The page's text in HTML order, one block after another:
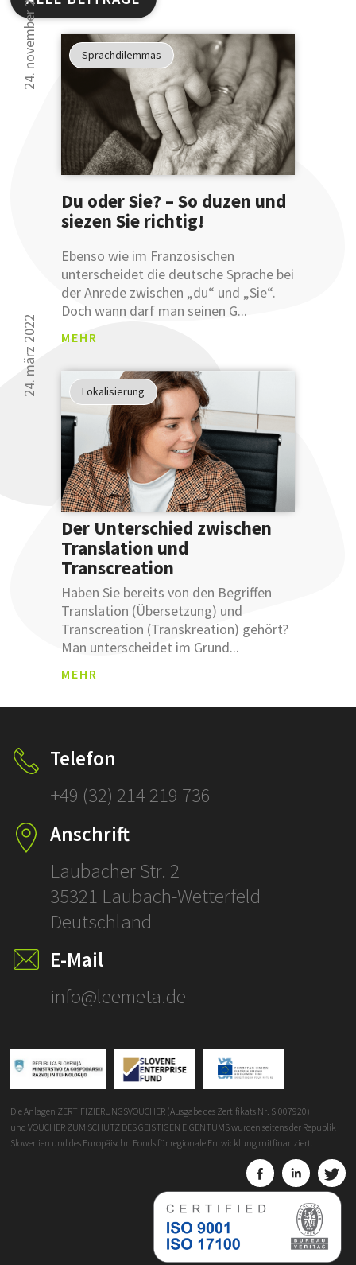
24. november 2022 Sprachdilemmas
Du oder Sie? – So duzen und
siezen Sie richtig!
Ebenso wie im Französischen
unterscheidet die deutsche Sprache bei
der Anrede zwischen „du“ und „Sie“.
Doch wann darf man seinen G...
MEHR
24. märz 2022 Lokalisierung
Der Unterschied zwischen
Translation und
Transcreation
Haben Sie bereits von den Begriffen
Translation (Übersetzung) und
Transcreation (Transkreation) gehört?
Man unterscheidet im Grund...
MEHR
Studien
haben
gezeigt
...
... dass
Sie Ihre
bereits
mit
unsere
sprachlichen
Glauben
Testen
Sie uns.
30 000 Leser
sich nicht irren.
ELDU
ESTÄ
Telefon
+49 (32) 214 219 736
Anschrift
Laubacher Str. 2
35321 Laubach-Wetterfeld
Deutschland
E-Mail
info@leemeta.de
Die Anlagen ZERTIFIZIERUNGSVOUCHER (Ausgabe des Zertifikats Nr. SI007920)
und VOUCHER ZUM SCHUTZ DES GEISTIGEN EIGENTUMS wurden seitens der Republik
Slowenien und des Europäischn Fonds für regionale Entwicklung mitfinanziert.